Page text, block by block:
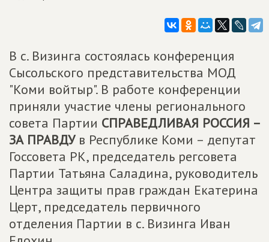
В с. Визинга состоялась конференция
Сысольского представительства МОД
"Коми войтыр". В работе конференции
приняли участие члены регионального
совета Партии СПРАВЕДЛИВАЯ РОССИЯ –
ЗА ПРАВДУв Республике Коми – депутат
Госсовета РК, председатель регсовета
Партии Татьяна Саладина, руководитель
Центра защиты прав граждан Екатерина
Церт, председатель первичного
отделения Партии в с. Визинга Иван